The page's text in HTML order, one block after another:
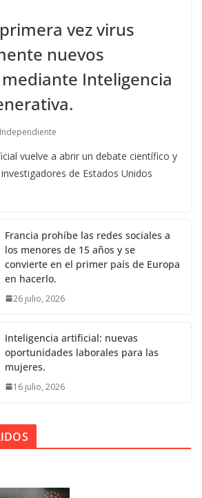
vez virus
nuevos
Inteligencia
vuelve a abrir un debate científico y
de Estados Unidos
Francia prohíbe las redes sociales a
los menores de 15 años y se
convierte en el primer país de Europa
en hacerlo.
26 julio, 2026
Inteligencia artificial: nuevas
oportunidades laborales para las
mujeres.
16 julio, 2026